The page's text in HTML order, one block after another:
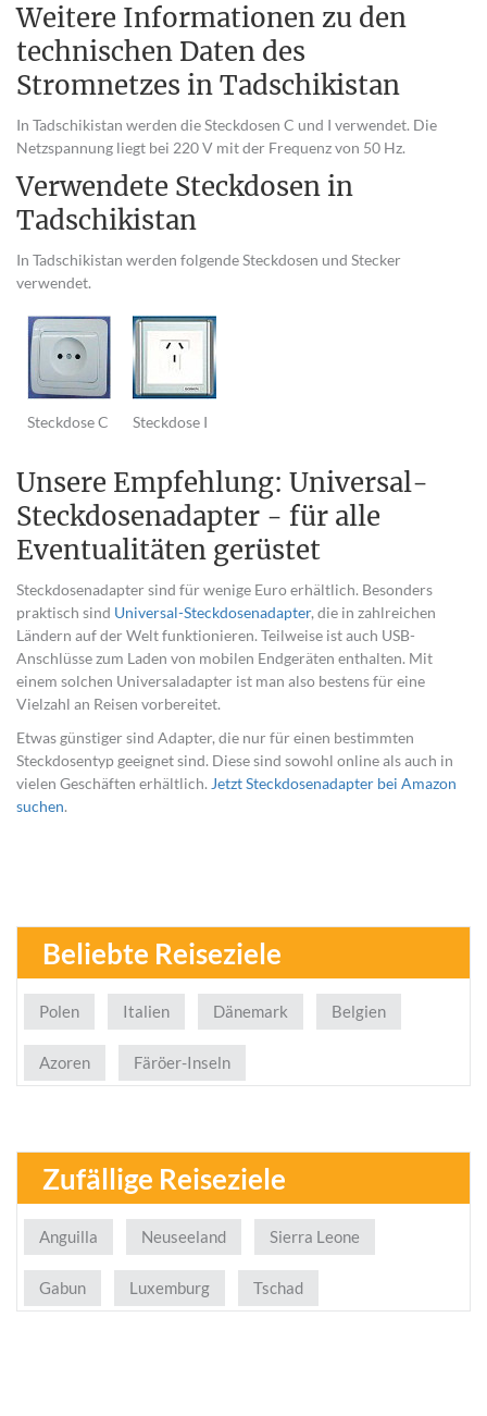
Weitere Informationen zu den
technischen Daten des
Stromnetzes in Tadschikistan
In Tadschikistan werden die Steckdosen C und I verwendet. Die
Netzspannung liegt bei 220 V mit der Frequenz von 50 Hz.
Verwendete Steckdosen in
Tadschikistan
In Tadschikistan werden folgende Steckdosen und Stecker
verwendet.
Steckdose C Steckdose I
Unsere Empfehlung: Universal-
Steckdosenadapter - für alle
Eventualitäten gerüstet
Steckdosenadapter sind für wenige Euro erhältlich. Besonders
praktisch sind Universal-Steckdosenadapter, die in zahlreichen
Ländern auf der Welt funktionieren. Teilweise ist auch USB-
Anschlüsse zum Laden von mobilen Endgeräten enthalten. Mit
einem solchen Universaladapter ist man also bestens für eine
Vielzahl an Reisen vorbereitet.
Etwas günstiger sind Adapter, die nur für einen bestimmten
Steckdosentyp geeignet sind. Diese sind sowohl online als auch in
vielen Geschäften erhältlich. Jetzt Steckdosenadapter bei Amazon
suchen.
Beliebte Reiseziele
Polen Italien Dänemark Belgien
Azoren Färöer-Inseln
Zufällige Reiseziele
Anguilla Neuseeland Sierra Leone
Gabun Luxemburg Tschad